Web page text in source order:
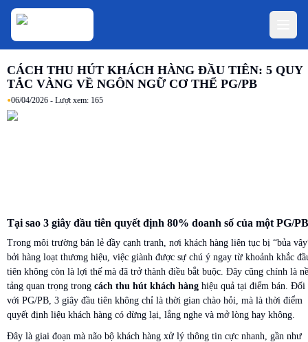
CÁCH THU HÚT KHÁCH HÀNG ĐẦU TIÊN: 5 QUY
TẮC VÀNG VỀ NGÔN NGỮ CƠ THỂ PG/PB
•06/04/2026 - Lượt xem: 165
Tại sao 3 giây đầu tiên quyết định 80% doanh số của một PG/
Trong môi trường bán lẻ đầy cạnh tranh, nơi khách hàng liên tục bị “bủa
bởi hàng loạt thương hiệu, việc giành được sự chú ý ngay từ khoảnh khắc
tiên không còn là lợi thế mà đã trở thành điều bắt buộc. Đây cũng chính là
tảng quan trọng trong cách thu hút khách hàng hiệu quả tại điểm bán. Đối
với PG/PB, 3 giây đầu tiên không chỉ là thời gian chào hỏi, mà là thời điểm
quyết định liệu khách hàng có dừng lại, lắng nghe và mở lòng hay không.
Đây là giai đoạn mà não bộ khách hàng xử lý thông tin cực nhanh, gần như